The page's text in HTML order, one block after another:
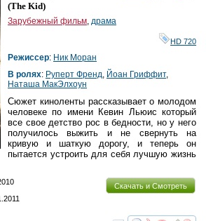
(The Kid)
Зарубежный фильм, драма
HD 720
Режиссер: Ник Моран
В ролях: Руперт Френд, Йоан Гриффит,
Наташа МакЭлхоун
Сюжет киноленты рассказывает о молодом
человеке по имени Кевин Льюис который
все свое детство рос в бедности, но у него
получилось выжить и не свернуть на
кривую и шаткую дорогу, и теперь он
пытается устроить для себя лучшую жизнь
Скачать и Смотреть